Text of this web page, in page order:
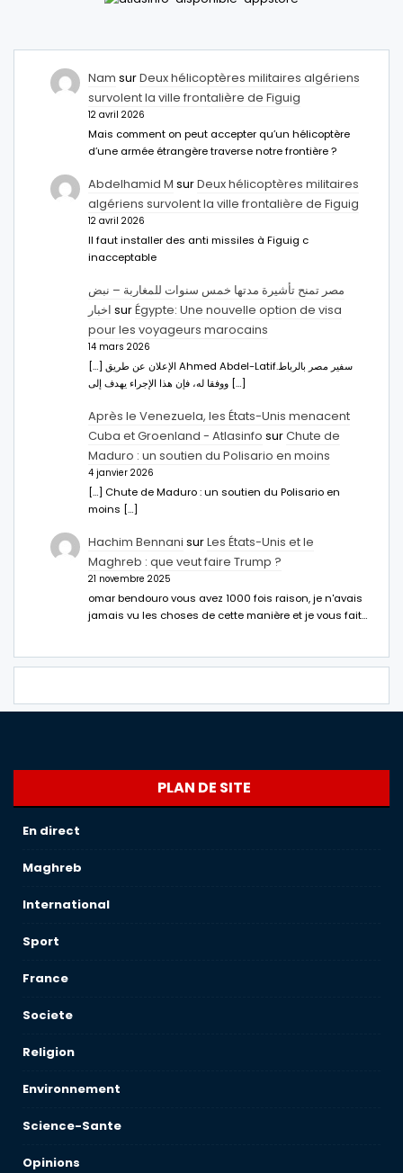
Nam surDeux hélicoptères militaires algériens
survolent la ville frontalière de Figuig
12 avril 2026
Mais comment on peut accepter qu’un hélicoptère
d’une armée étrangère traverse notre frontière ?
Abdelhamid M surDeux hélicoptères militaires
algériens survolent la ville frontalière de Figuig
12 avril 2026
Il faut installer des anti missiles à Figuig c
inacceptable
مصر تمنح تأشيرة مدتها خمس سنوات للمغاربة – نبض
اخبار surÉgypte: Une nouvelle option de visa
pour les voyageurs marocains
14 mars 2026
[…] الإعلان عن طريق Ahmed Abdel-Latifسفير مصر بالرباط.
ووفقا له، فإن هذا الإجراء يهدف إلى […]
Après le Venezuela, les États-Unis menacent
Cuba et Groenland - Atlasinfo surChute de
Maduro : un soutien du Polisario en moins
4 janvier 2026
[…] Chute de Maduro : un soutien du Polisario en
moins […]
Hachim Bennani surLes États-Unis et le
Maghreb : que veut faire Trump ?
21 novembre 2025
omar bendouro vous avez 1000 fois raison, je n'avais
jamais vu les choses de cette manière et je vous fait…
PLAN DE SITE
En direct
Maghreb
International
Sport
France
Societe
Religion
Environnement
Science-Sante
Opinions